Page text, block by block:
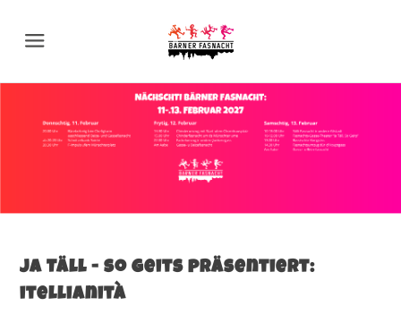
Menu
Ja Täll - so geits präsentiert:
itellianità